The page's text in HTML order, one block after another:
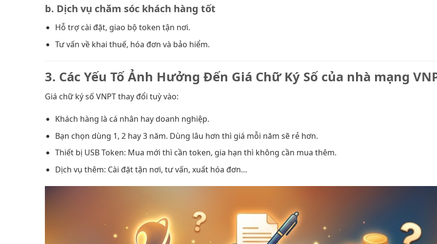
b. Dịch vụ chăm sóc khách hàng tốt
Hỗ trợ cài đặt, giao bộ token tận nơi.
Tư vấn về khai thuế, hóa đơn và bảo hiểm.
3. Các Yếu Tố Ảnh Hưởng Đến Giá Chữ Ký Số của nhà mạng
Giá chữ ký số VNPT thay đổi tuỳ vào:
Khách hàng là cá nhân hay doanh nghiệp.
Bạn chọn dùng 1, 2 hay 3 năm. Dùng lâu hơn thì giá mỗi năm sẽ rẻ hơn.
Thiết bị USB Token: Mua mới thì cần token, gia hạn thì không cần mua thêm.
Dịch vụ thêm: Cài đặt tận nơi, tư vấn, xuất hóa đơn…